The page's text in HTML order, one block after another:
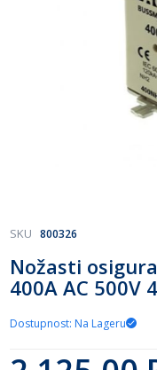
Skip
the
beginning
the
gallery
Nožasti
400A AC 500V
SKU 800326
Dostupnost: Na Lageru